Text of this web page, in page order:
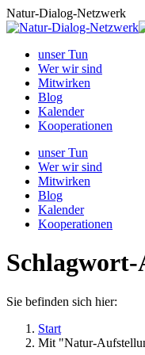
Zum
Inhalt
Natur-Dialog-Netzwerk
unser Tun
Wer wir sind
Mitwirken
Blog
Kalender
Kooperationen
unser Tun
Wer wir sind
Mitwirken
Blog
Kalender
Kooperationen
Sie befinden sich hier:
Start
Mit "Natur-